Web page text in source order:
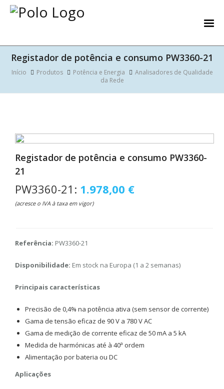
Registador de potência e consumo PW3360-21
Início Produtos Potência e Energia
Analisadores de Qualidade
da Rede
Registador de potência e consumo PW3360-
21
PW3360-21: 1.978,00 €
(acresce o IVA à taxa em vigor)
Referência: PW3360-21
Disponibilidade: Em stock na Europa (1 a 2 semanas)
Principais características
Precisão de 0,4% na potência ativa (sem sensor de corrente)
Gama de tensão eficaz de 90 V a 780 V AC
Gama de medição de corrente eficaz de 50 mA a 5 kA
Medida de harmónicas até à 40ª ordem
Alimentação por bateria ou DC
Aplicações